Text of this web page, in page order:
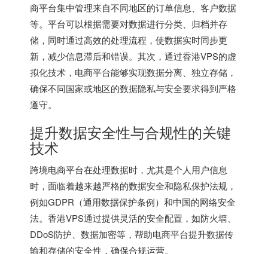
商平台集中管理来自不同地区的订单信息、客户数据
等。平台可以根据需要对数据进行分类、归档并存
储，同时通过高效的处理流程，使数据实时同步更
新，减少信息滞后和错误。其次，通过香港VPS的虚
拟化技术，电商平台能够实现数据分离、独立存储，
确保不同国家或地区的数据隐私与安全要求得到严格
遵守。
提升数据安全性与合规性的关键
技术
跨境电商平台在处理数据时，尤其是个人用户信息
时，面临着越来越严格的数据安全和隐私保护法规，
例如GDPR（通用数据保护条例）和中国的网络安全
法。香港VPS通过提供灵活的安全配置，如防火墙、
DDoS防护、数据加密等，帮助电商平台提升数据传
输和存储的安全性，确保合规运营。